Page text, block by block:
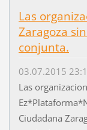
Las
Zaragoza
conjunta.
03.07.2015
Las
Ciudadana